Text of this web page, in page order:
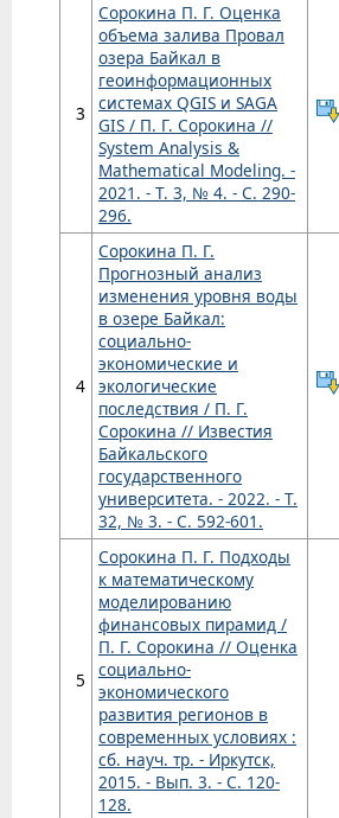
3
Сорокина П. Г. Оценка
объемa залива Провал
озера Байкал в
геоинформационных
системах QGIS и SAGA
GIS / П. Г. Сорокина //
System Analysis &
Mathematical Modeling. -
2021. - Т. 3, № 4. - С. 290-
296.
4
Сорокина П. Г.
Прогнозный анализ
изменения уровня воды
в озере Байкал:
cоциально-
экономические и
экологические
последствия / П. Г.
Сорокина // Известия
Байкальского
государственного
университета. - 2022. - Т.
32, № 3. - С. 592-601.
5
Сорокина П. Г. Подходы
к математическому
моделированию
финансовых пирамид /
П. Г. Сорокина // Оценка
социально-
экономического
развития регионов в
современных условиях :
сб. науч. тр. - Иркутск,
2015. - Вып. 3. - С. 120-
128.